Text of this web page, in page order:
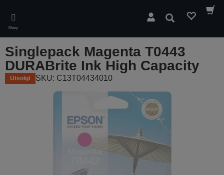
main
content
Meny
Søk
Singlepack Magenta T0443
DURABrite Ink High Capacity
Utsolgt SKU: C13T04434010